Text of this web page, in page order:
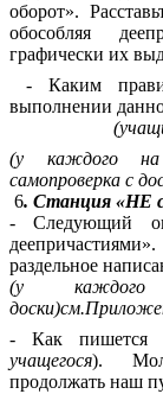
оборот».
обособляя
графически их
- Каким
выполнении
(учащийся
(у каждого на
самопроверка с
6. Станция «НЕ
- Следующий
раздельное
(у каждого
- Как пишется
учащегося).
продолжать наш